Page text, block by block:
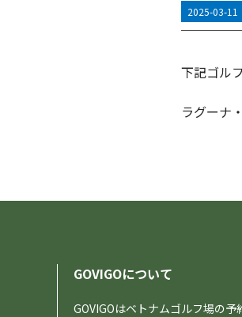
2025-03-11
下記ゴル
ラグーナ
GOVIGOについて
GOVIGOはベトナムゴルフ場の予